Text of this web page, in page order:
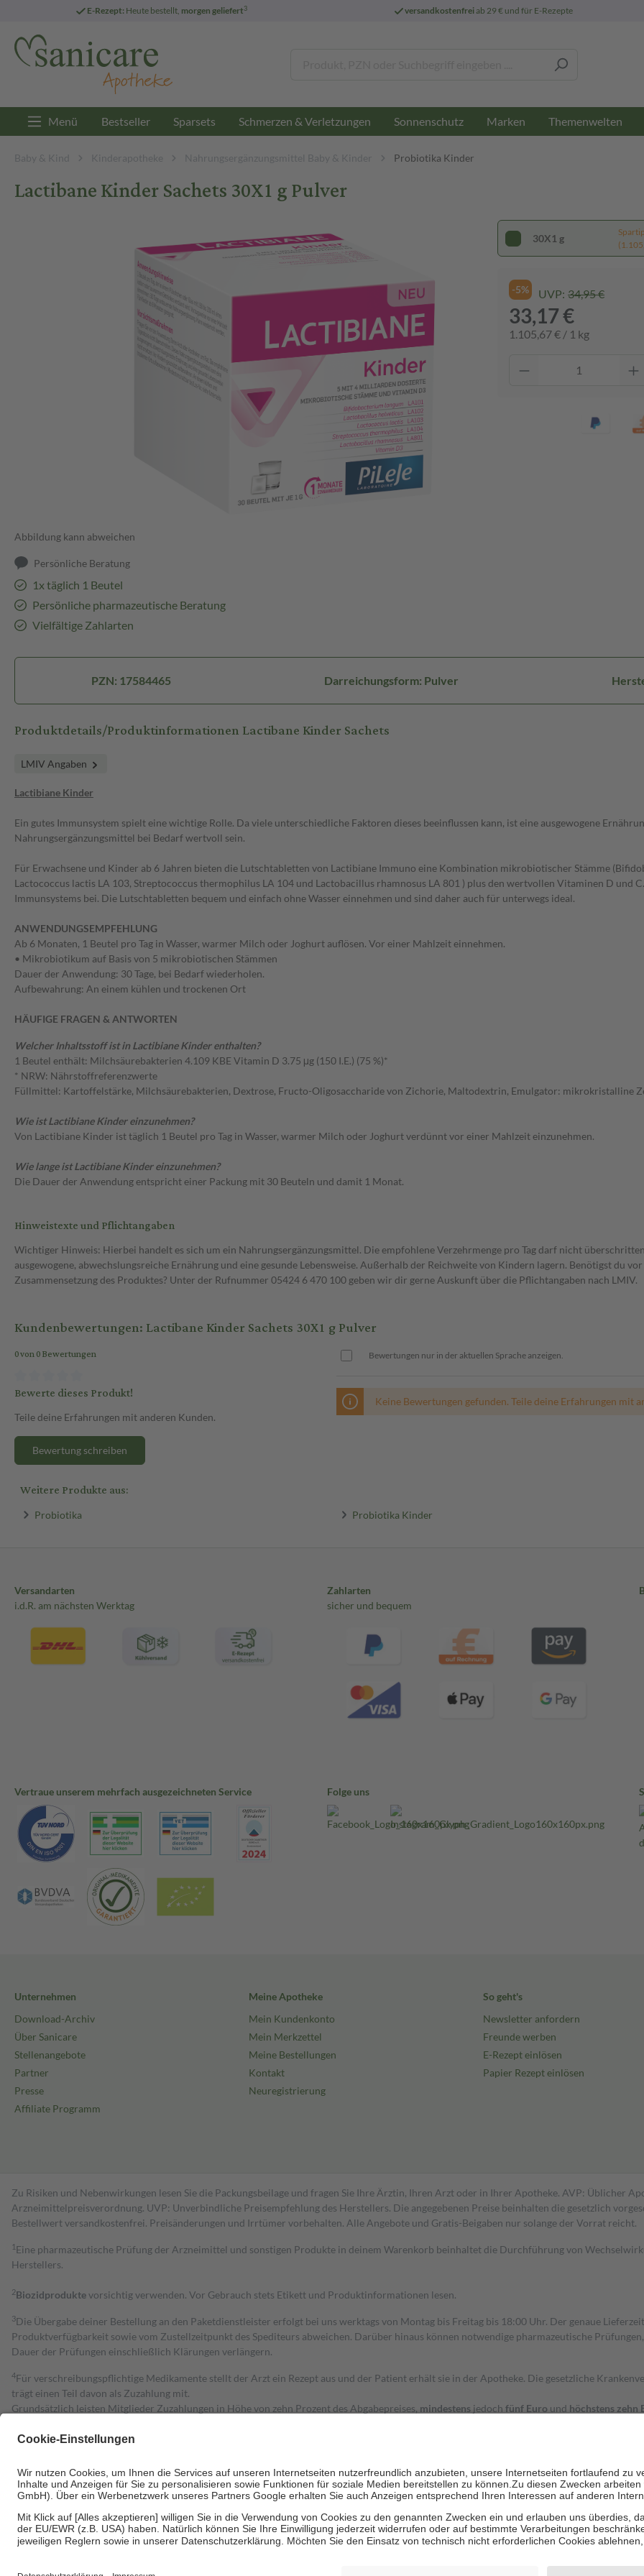
E-Rezept: Heute bestellt, morgen geliefert3 versandkostenfreiab 29 € und für E-Rezepte
Menü Bestseller Sparsets Schmerzen & Verletzungen Sonnenschutz Marken Themenwelten
Baby & Kind Kinderapotheke Nahrungsergänzungsmittel Baby & Kinder Probiotika Kinder
Lactibane Kinder Sachets 30X1 g Pulver
Abbildung kann abweichen
Persönliche Beratung
1x täglich 1 Beutel
Persönliche pharmazeutische Beratung
Vielfältige Zahlarten
30X1 g
-5% UVP: 34,95 €
33,17 €
1.105,67 € / 1 kg
PZN: 17584465 Darreichungsform: Pulver
Produktdetails/Produktinformationen Lactibane Kinder Sachets
LMIV Angaben
Lactibiane Kinder
Ein gutes Immunsystem spielt eine wichtige Rolle. Da viele unterschiedliche Faktoren dieses beeinflussen kann, ist eine ausgewogene
Nahrungsergänzungsmittel bei Bedarf wertvoll sein.
Für Erwachsene und Kinder ab 6 Jahren bieten die Lutschtabletten von Lactibiane Immuno eine Kombination mikrobiotischer Stämme
Lactococcus lactis LA 103, Streptococcus thermophilus LA 104 und Lactobacillus rhamnosus LA 801 ) plus den wertvollen Vitaminen D und
Immunsystems bei. Die Lutschtabletten bequem und einfach ohne Wasser einnehmen und sind daher auch für unterwegs ideal.
ANWENDUNGSEMPFEHLUNG
Ab 6 Monaten, 1 Beutel pro Tag in Wasser, warmer Milch oder Joghurt auflösen. Vor einer Mahlzeit einnehmen.
• Mikrobiotikum auf Basis von 5 mikrobiotischen Stämmen
Dauer der Anwendung: 30 Tage, bei Bedarf wiederholen.
Aufbewahrung: An einem kühlen und trockenen Ort
HÄUFIGE FRAGEN & ANTWORTEN
Welcher Inhaltsstoff ist in Lactibiane Kinder enthalten?
1 Beutel enthält: Milchsäurebakterien 4.109 KBE Vitamin D 3.75 μg (150 I.E.) (75 %)*
* NRW: Nährstoffreferenzwerte
Füllmittel: Kartoffelstärke, Milchsäurebakterien, Dextrose, Fructo-Oligosaccharide von Zichorie, Maltodextrin, Emulgator: mikrokristalline
Wie ist Lactibiane Kinder einzunehmen?
Von Lactibiane Kinder ist täglich 1 Beutel pro Tag in Wasser, warmer Milch oder Joghurt verdünnt vor einer Mahlzeit einzunehmen.
Wie lange ist Lactibiane Kinder einzunehmen?
Die Dauer der Anwendung entspricht einer Packung mit 30 Beuteln und damit 1 Monat.
Hinweistexte und Pflichtangaben
Wichtiger Hinweis: Hierbei handelt es sich um ein Nahrungsergänzungsmittel. Die empfohlene Verzehrmenge pro Tag darf nicht
ausgewogene, abwechslungsreiche Ernährung und eine gesunde Lebensweise. Außerhalb der Reichweite von Kindern lagern. Benötigst du
Zusammensetzung des Produktes? Unter der Rufnummer 05424 6 470 100 geben wir dir gerne Auskunft über die Pflichtangaben nach LMIV.
Kundenbewertungen: Lactibane Kinder Sachets 30X1 g Pulver
0 von 0 Bewertungen
Bewerte dieses Produkt!
Teile deine Erfahrungen mit anderen Kunden.
Bewertung schreiben
Bewertungen nur in der aktuellen Sprache anzeigen.
Keine Bewertungen gefunden. Teile deine Erfahrungen mit
Weitere Produkte aus:
Probiotika Probiotika Kinder
Versandarten
i.d.R. am nächsten Werktag
Zahlarten
sicher und bequem
Vertraue unserem mehrfach ausgezeichneten Service Folge uns
Unternehmen
Download-Archiv
Über Sanicare
Stellenangebote
Partner
Presse
Affiliate Programm
Meine Apotheke
Mein Kundenkonto
Mein Merkzettel
Meine Bestellungen
Kontakt
Neuregistrierung
So geht's
Newsletter anfordern
Freunde werben
E-Rezept einlösen
Papier Rezept einlösen
Zu Risiken und Nebenwirkungen lesen Sie die Packungsbeilage und fragen Sie Ihre Ärztin, Ihren Arzt oder in Ihrer Apotheke. AVP: Üblicher
Arzneimittelpreisverordnung. UVP: Unverbindliche Preisempfehlung des Herstellers. Die angegebenen Preise beinhalten die gesetzlich
Bestell­wert versand­kosten­frei. Preisänderungen und Irrtümer vorbehalten. Alle Angebote und Gratis-Beigaben nur solange der Vorrat reicht.
1 Eine pharmazeutische Prüfung der Arzneimittel und sonstigen Produkte in deinem Warenkorb beinhaltet die Durchführung von
Herstellers.
2Biozidproduktevorsichtig verwenden. Vor Gebrauch stets Etikett und Produktinformationen lesen.
3Die Übergabe deiner Bestellung an den Paketdienstleister erfolgt bei uns werktags von Montag bis Freitag bis 18:00 Uhr. Der genaue
Produktverfügbarkeit sowie vom Zustellzeitpunkt des Spediteurs abweichen. Darüber hinaus können notwendige pharmazeutische
Dauer der Prüfungen einschließlich Klärungen verlängern.
4Für verschreibungspflichtige Medikamente stellt der Arzt ein Rezept aus und der Patient erhält sie in der Apotheke. Die gesetzliche
trägt einen Teil davon als Zuzahlung mit.
Grundsätzlich leisten Mitglieder Zuzahlungen in Höhe von zehn Prozent des Abgabepreises, mindestens jedoch fünf Euro und höchstens zehn
Diese Regeln gelten grundsätzlich auch für Online-Apotheken.
Um das Engagement der Versicherten für ihre eigene Gesundheit zu stärken und die besondere Stellung der Familie zu unterstützen, fallen
• Kindern und Jugendlichen bis zum vollendeten 18. Lebensjahr mit Ausnahme der Fahrkosten
• Untersuchungen zur Vorsorge und Früherkennung, die von der GKV getragen werden
• empfohlenen Schutzimpfungen
• Harn- und Blutteststreifen
Informationen findest du hier: https://help.etrusted.com/hc/de/articles/4419944605341